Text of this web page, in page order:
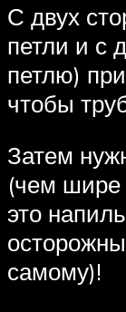
С двух
петли и с
петлю)
чтобы
Затем
(чем шире
это
самому)!